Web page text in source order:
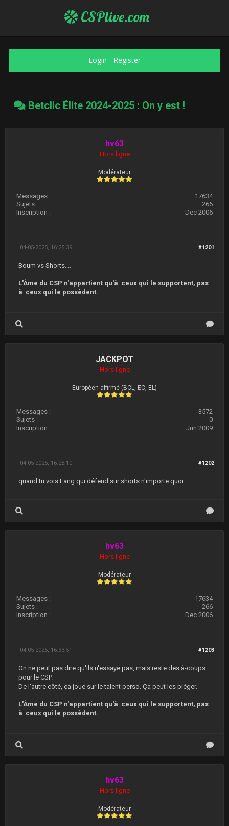
CSPlive.com
Login - Register
Betclic Élite 2024-2025 : On y est !
hv63
Hors ligne
Modérateur
Messages :
17634
Sujets :
266
Inscription :
Dec 2006
#1201
04-05-2025, 16:25:39
Boum vs Shorts....
L'Âme du CSP n'appartient qu'à ceux qui le supportent, pas
à ceux qui le possèdent.
JACKPOT
Hors ligne
Européen affirmé (BCL, EC, EL)
Messages :
3572
Sujets :
0
Inscription :
Jun 2009
#1202
04-05-2025, 16:28:10
quand tu vois Lang qui défend sur shorts n'importe quoi
hv63
Hors ligne
Modérateur
Messages :
17634
Sujets :
266
Inscription :
Dec 2006
#1203
04-05-2025, 16:33:51
On ne peut pas dire qu'ils n'essaye pas, mais reste des à-coups
pour le CSP.
De l'autre côté, ça joue sur le talent perso. Ça peut les piéger.
L'Âme du CSP n'appartient qu'à ceux qui le supportent, pas
à ceux qui le possèdent.
hv63
Hors ligne
Modérateur